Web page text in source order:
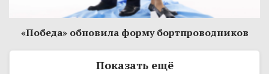
«Победа» обновила форму бортпроводников
Показать ещё